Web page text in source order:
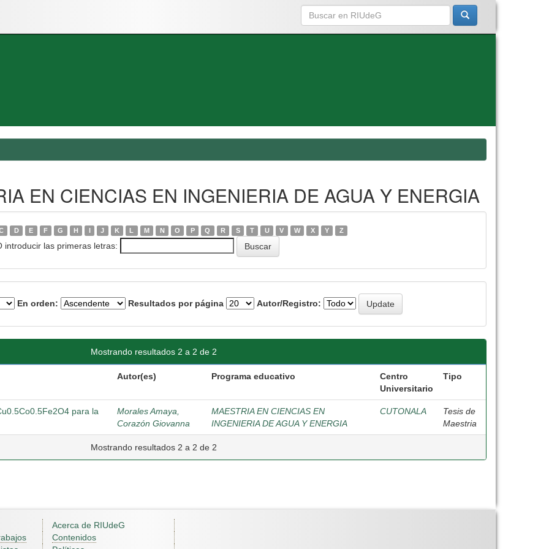
EN CIENCIAS EN INGENIERIA DE AGUA Y ENERGIA
D E F G H I J K L M N O P Q R S T U V W X Y Z
introducir las primeras letras:
En orden: Resultados por página Autor/Registro:
Mostrando resultados 2 a 2 de 2
Autor(es) Programa educativo
Centro
Universitario
Tipo
para la
Morales Amaya,
Corazón Giovanna
MAESTRIA EN CIENCIAS EN
INGENIERIA DE AGUA Y ENERGIA
CUTONALA
Tesis de
Maestria
Mostrando resultados 2 a 2 de 2
Acerca de RIUdeG
Contenidos